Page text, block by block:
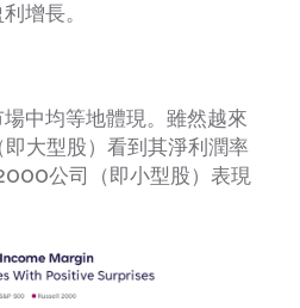
增長。
中均等地體現。雖然越來
大型股）看到其淨利潤率
公司（即小型股）表現